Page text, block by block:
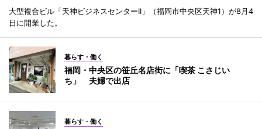
大型複合ビル「天神ビジネスセンターII」（福岡市中央区天神1）が8月4
日に開業した。
暮らす・働く
福岡・中央区の笹丘名店街に「喫茶 こさじい
ち」 夫婦で出店
暮らす・働く